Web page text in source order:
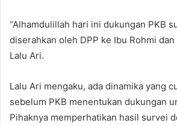
“Alhamdulillah hari ini dukungan PKB
diserahkan oleh DPP ke Ibu Rohmi
Lalu Ari.
Lalu Ari mengaku, ada dinamika yang
sebelum PKB menentukan dukungan
Pihaknya memperhatikan hasil survei